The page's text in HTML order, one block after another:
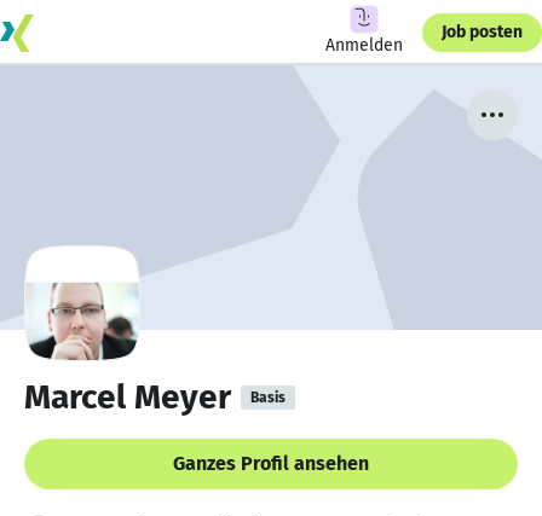
Anmelden
Job posten
Marcel Meyer Basis
Ganzes Profil ansehen